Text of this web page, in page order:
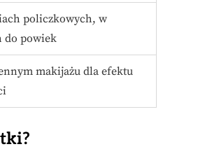
policzkowych, w
do powiek
makijażu dla efektu